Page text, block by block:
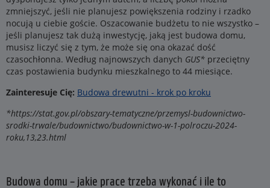
zmniejszyć, jeśli nie planujesz powiększenia rodziny i rzadko
nocują u ciebie goście. Oszacowanie budżetu to nie wszystko –
jeśli planujesz tak dużą inwestycję, jaką jest budowa domu,
musisz liczyć się z tym, że może się ona okazać dość
czasochłonna. Według najnowszych danych GUS* przeciętny
czas postawienia budynku mieszkalnego to 44 miesiące.
Zainteresuje Cię: Budowa drewutni - krok po kroku
*https://stat.gov.pl/obszary-tematyczne/przemysl-budownictwo-
srodki-trwale/budownictwo/budownictwo-w-1-polroczu-2024-
roku,13,23.html
Budowa domu – jakie prace trzeba wykonać i ile to